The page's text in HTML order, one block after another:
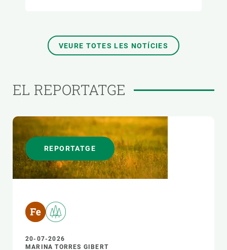
VEURE TOTES LES NOTÍCIES
EL REPORTATGE
REPORTATGE
20-07-2026
MARINA TORRES GIBERT